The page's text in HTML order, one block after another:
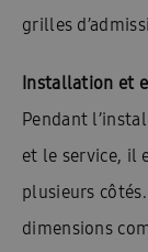
grilles
Installation et
Pendant
et le service, il
plusieurs
dimensions